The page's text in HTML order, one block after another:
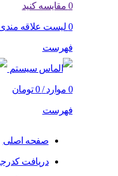
0 مقایسه کنید
0 لیست علاقه
فهرست
0 موارد /
0 تومان
فهرست
صفحه اصلی
دریافت